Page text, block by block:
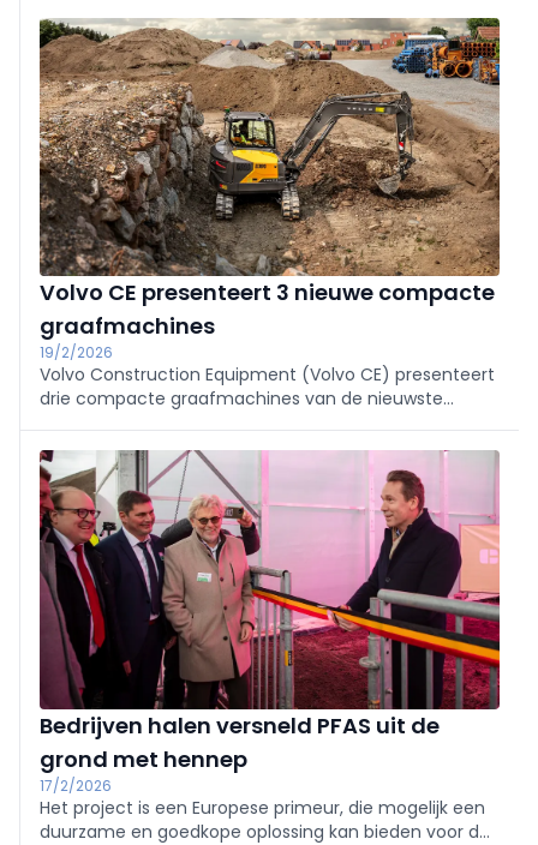
schakels in het bouwproces", vertelt Bill Olivier,
voorzitter van de Belgian Equipment Rental
Association.
Volvo CE presenteert 3 nieuwe compacte
graafmachines
19/2/2026
Volvo Construction Equipment (Volvo CE) presenteert
drie compacte graafmachines van de nieuwste
graafmachine op rupsen en de EW65 graafmachine
op banden.
Bedrijven halen versneld PFAS uit de
grond met hennep
17/2/2026
Het project is een Europese primeur, die mogelijk een
duurzame en goedkope oplossing kan bieden voor de